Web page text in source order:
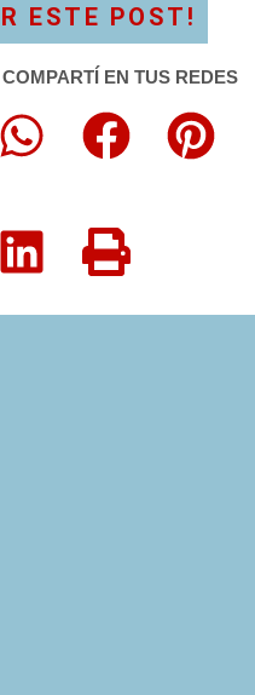
ESTE POST!
COMPARTÍ EN TUS REDES